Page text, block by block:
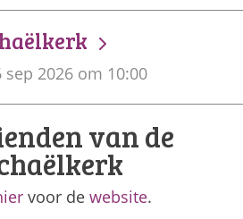
sep 2026 om 10:00
van de
voor de website.